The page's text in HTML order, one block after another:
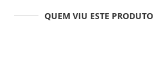
QUEM VIU ESTE